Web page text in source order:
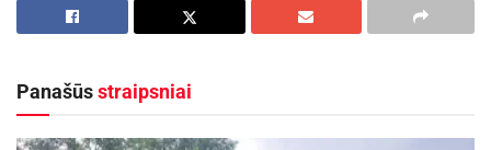
Santakoje
pavėžėjimą prie kėdainiečių pastatyto kryžiaus
2026-08-05
Panašūsstraipsniai